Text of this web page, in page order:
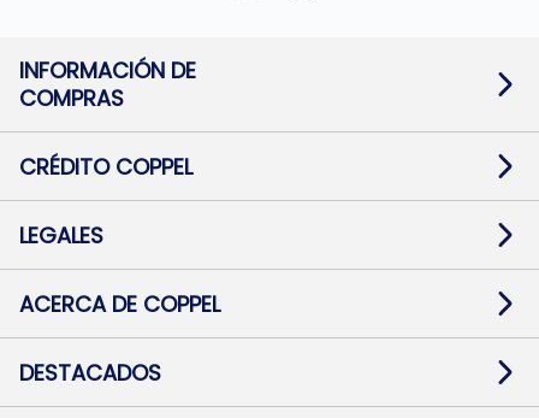
INFORMACIÓN DE
COMPRAS
Términos y condiciones
Botón de arrepentimiento
Mapa de sitio
CRÉDITO COPPEL
Solicitar Crédito
Medios de Pago
Pago Fácil Online
LEGALES
Baja contratos
Defensa al consumidor CABA
ACERCA DE COPPEL
Trabajá con Nosotros
Preguntas Frecuentes
DESTACADOS